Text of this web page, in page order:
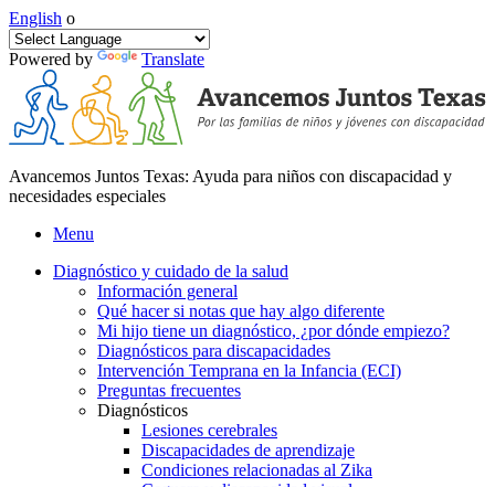
English o
Powered by Translate
Avancemos Juntos Texas: Ayuda para niños con discapacidad y
necesidades especiales
Menu
Diagnóstico y cuidado de la salud
Información general
Qué hacer si notas que hay algo diferente
Mi hijo tiene un diagnóstico, ¿por dónde empiezo?
Diagnósticos para discapacidades
Intervención Temprana en la Infancia (ECI)
Preguntas frecuentes
Diagnósticos
Lesiones cerebrales
Discapacidades de aprendizaje
Condiciones relacionadas al Zika